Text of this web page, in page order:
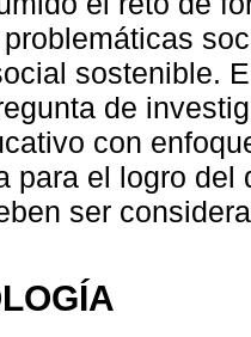
sostenible.
de
con
para el logro
ser